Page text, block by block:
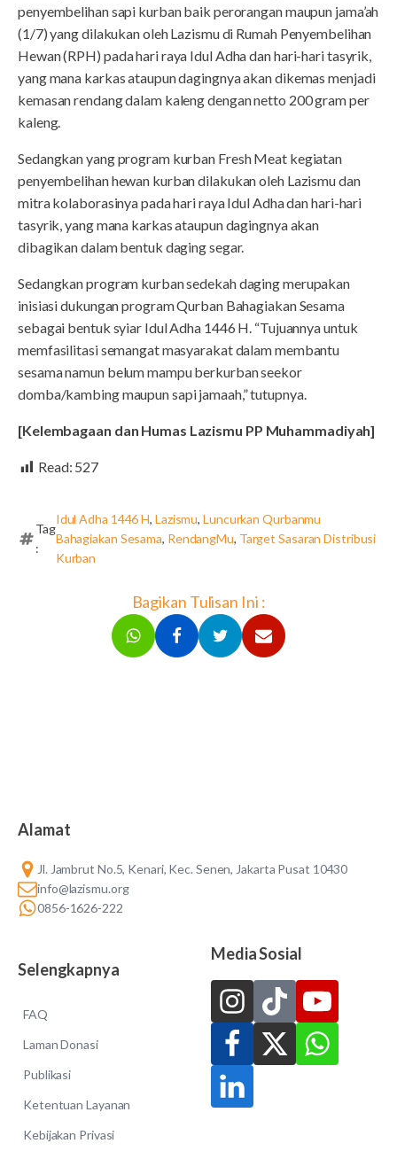
penyembelihan sapi kurban baik perorangan maupun jama’ah
(1/7) yang dilakukan oleh Lazismu di Rumah Penyembelihan
Hewan (RPH) pada hari raya Idul Adha dan hari-hari tasyrik,
yang mana karkas ataupun dagingnya akan dikemas menjadi
kemasan rendang dalam kaleng dengan netto 200 gram per
kaleng.
Sedangkan yang program kurban Fresh Meat kegiatan
penyembelihan hewan kurban dilakukan oleh Lazismu dan
mitra kolaborasinya pada hari raya Idul Adha dan hari-hari
tasyrik, yang mana karkas ataupun dagingnya akan
dibagikan dalam bentuk daging segar.
Sedangkan program kurban sedekah daging merupakan
inisiasi dukungan program Qurban Bahagiakan Sesama
sebagai bentuk syiar Idul Adha 1446 H. “Tujuannya untuk
memfasilitasi semangat masyarakat dalam membantu
sesama namun belum mampu berkurban seekor
domba/kambing maupun sapi jamaah,” tutupnya.
[Kelembagaan dan Humas Lazismu PP Muhammadiyah]
Read: 527
Tag
:
Idul Adha 1446 H, Lazismu,Luncurkan Qurbanmu
Bahagiakan Sesama, RendangMu, Target Sasaran Distribusi
Kurban
Bagikan Tulisan Ini :
Alamat
Jl. Jambrut No.5, Kenari, Kec. Senen, Jakarta Pusat 10430
info@lazismu.org
0856-1626-222
Selengkapnya
FAQ
Laman Donasi
Publikasi
Ketentuan Layanan
Kebijakan Privasi
Media Sosial